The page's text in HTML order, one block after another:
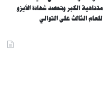
متناهية الكبر وتحصد شهادة الآيزو
للعام الثالث على التوالي